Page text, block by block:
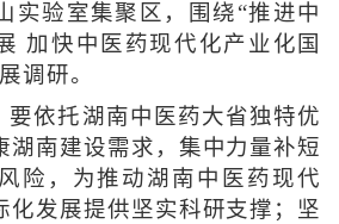
实验室集聚区，围绕“推进中
加快中医药现代化产业化国
调研。
要依托湖南中医药大省独特优
湖南建设需求，集中力量补短
险，为推动湖南中医药现代
化发展提供坚实科研支撑；坚